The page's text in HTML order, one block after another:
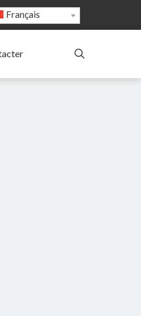
Français